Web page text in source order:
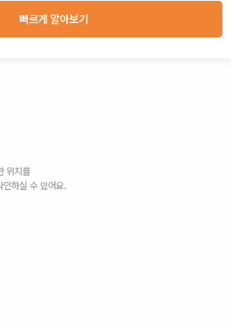
빠르게 알아보기
위치를
인하실 수 있어요.